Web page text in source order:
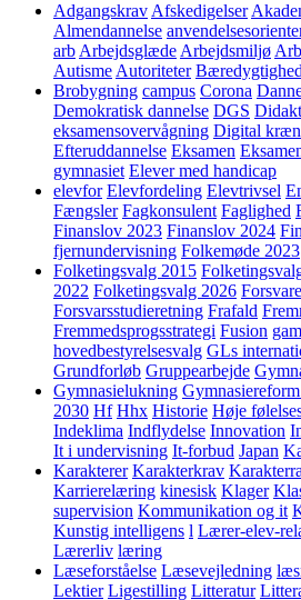
Adgangskrav Afskedigelser
Almendannelse
arb Arbejdsglæde Arbejdsmiljø
Autisme Autoriteter Bæredygtighed
Brobygning campus Corona
Demokratisk dannelse DGS
eksamensovervågning Digital
Efteruddannelse Eksamen
gymnasiet Elever med handicap
elevfor Elevfordeling Elevtrivsel
Fængsler Fagkonsulent Faglighed
Finanslov 2023 Finanslov 2024
fjernundervisning Folkemøde 2023
Folketingsvalg 2015
2022 Folketingsvalg 2026
Forsvarsstudieretning Frafald
Fremmedsprogsstrategi Fusion
hovedbestyrelsesvalg GLs
Grundforløb Gruppearbejde
Gymnasielukning
2030 Hf Hhx Historie Høje
Indeklima Indflydelse Innovation
It i undervisning It-forbud Japan
Karakterer Karakterkrav
Karrierelæring kinesisk Klager
supervision Kommunikation og it
Kunstig intelligens l Lærer-elev-
Lærerliv læring
Læseforståelse Læsevejledning
Lektier Ligestilling Litteratur